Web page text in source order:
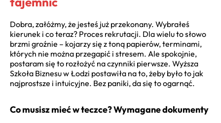
Dobra, załóżmy, że jesteś już przekonany. Wybrałeś
kierunek i co teraz? Proces rekrutacji. Dla wielu to słowo
brzmi groźnie – kojarzy się z toną papierów, terminami,
których nie można przegapić i stresem. Ale spokojnie,
postaram się to rozłożyć na czynniki pierwsze. Wyższa
Szkoła Biznesu w Łodzi postawiła na to, żeby było to jak
najprostsze i intuicyjne. Bez paniki, da się to ogarnąć.
Co musisz mieć w teczce? Wymagane dokumenty